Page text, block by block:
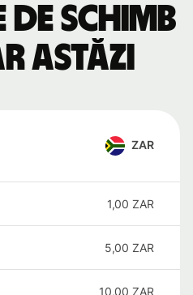
schimb
astăzi
ZAR
1,00 ZAR
5,00 ZAR
10,00 ZAR